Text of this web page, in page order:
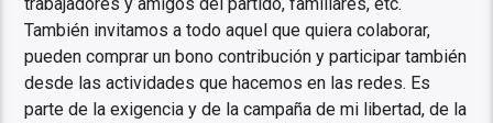
También invitamos a todo aquel que quiera colaborar,
pueden comprar un bono contribución y participar también
desde las actividades que hacemos en las redes. Es
parte de la exigencia y de la campaña de mi libertad, de la